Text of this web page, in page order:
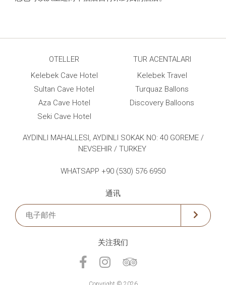
OTELLER
Kelebek Cave Hotel
Sultan Cave Hotel
Aza Cave Hotel
Seki Cave Hotel
TUR ACENTALARI
Kelebek Travel
Turquaz Ballons
Discovery Balloons
AYDINLI MAHALLESI, AYDINLI SOKAK NO: 40 GOREME /
NEVSEHIR / TURKEY
WHATSAPP +90 (530) 576 6950
通讯
关注我们